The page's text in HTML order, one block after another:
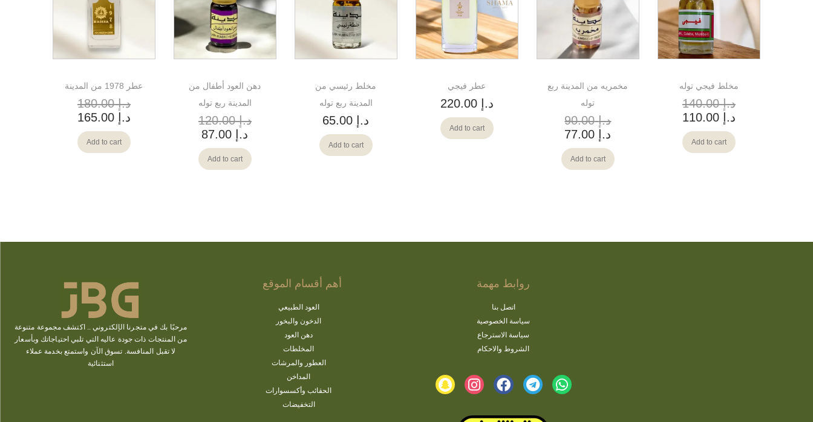
عطر 1978 من المدينة
د.إ180.00
د.إ 165.00
Add to cart
دهن العود أطفال من
المدينة ربع توله
د.إ120.00
د.إ
Add to cart
مخلط رئيسي من
المدينة ربع توله
د.إ
Add to cart
عطر فيجي
د.إ 220.00
Add to cart
مخمريه من المدينة ربع
توله
د.إ90.00
د.إ
Add to cart
مخلط فيجي توله
د.إ140.00
د.إ 110.00
Add to cart
مرحبًا بك في متجرنا الإلكتروني ..اكتشفمجموعة متنوعة
من المنتجات ذات جودة عاليه التي تلبي احتياجاتك وبأسعار
لا تقبل المنافسة. تسوق الآن واستمتع بخدمة عملاء
استثنائية
أهم أقسام الموقع
العود الطبيعي
الدخون والبخور
دهن العود
المخلطات
العطور والمرشات
المداخن
الحقائب وأكسسوارات
التخفيضات
روابط مهمة
اتصل بنا
سياسة الخصوصية
سياسة الاسترجاع
الشروط والاحكام